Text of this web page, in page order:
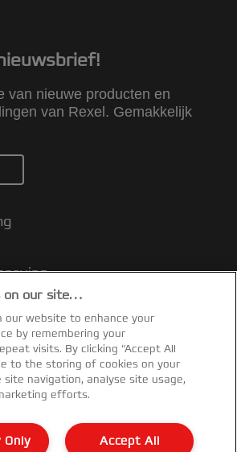
van nieuwe producten en
van Rexel. Gemakkelijk
van verpakkingen
on our site…
our website to enhance your
by remembering your
visits. By clicking “Accept All
to the storing of cookies on your
site navigation, analyse site usage,
efforts.
Accept All
Only